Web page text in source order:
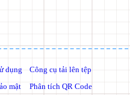
dụng
mật
Công cụ tải lên tệp
Phân tích QR Code